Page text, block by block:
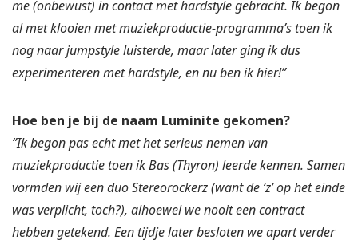
me (onbewust) in contact met hardstyle gebracht. Ik begon
al met klooien met muziekproductie-programma’s toen ik
nog naar jumpstyle luisterde, maar later ging ik dus
experimenteren met hardstyle, en nu ben ik hier!”
Hoe ben je bij de naam Luminite gekomen?
”Ik begon pas echt met het serieus nemen van
muziekproductie toen ik Bas (Thyron) leerde kennen. Samen
vormden wij een duo Stereorockerz (want de ‘z’ op het einde
was verplicht, toch?), alhoewel we nooit een contract
hebben getekend. Een tijdje later besloten we apart verder